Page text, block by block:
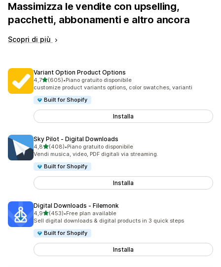
Massimizza le vendite con upselling,
pacchetti, abbonamenti e altro ancora
Scopri di più
Variant Option Product Options
4,7stelle su 5
(605)
605 recensioni totali
•Piano gratuito disponibile
customize product variants options, color swatches, varianti
Built for Shopify
Installa
Sky Pilot ‑ Digital Downloads
4,8stelle su 5
(408)
408 recensioni totali
•Piano gratuito disponibile
Vendi musica, video, PDF digitali via streaming.
Built for Shopify
Installa
Digital Downloads ‑ Filemonk
4,9stelle su 5
(453)
453 recensioni totali
•Free plan available
Sell digital downloads & digital products in 3 quick steps
Built for Shopify
Installa